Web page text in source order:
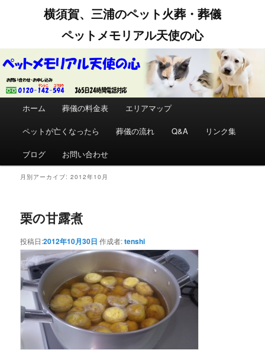
横須賀、三浦のペット火葬・葬儀
ペットメモリアル天使の心
メインコンテンツへ移動
サブコンテンツへ移動
ホーム 葬儀の料金表 エリアマップ
ペットが亡くなったら 葬儀の流れ Q&A リンク集
ブログ お問い合わせ
月別アーカイブ:2012年10月
栗の甘露煮
投稿日:2012年10月30日 作成者:tenshi